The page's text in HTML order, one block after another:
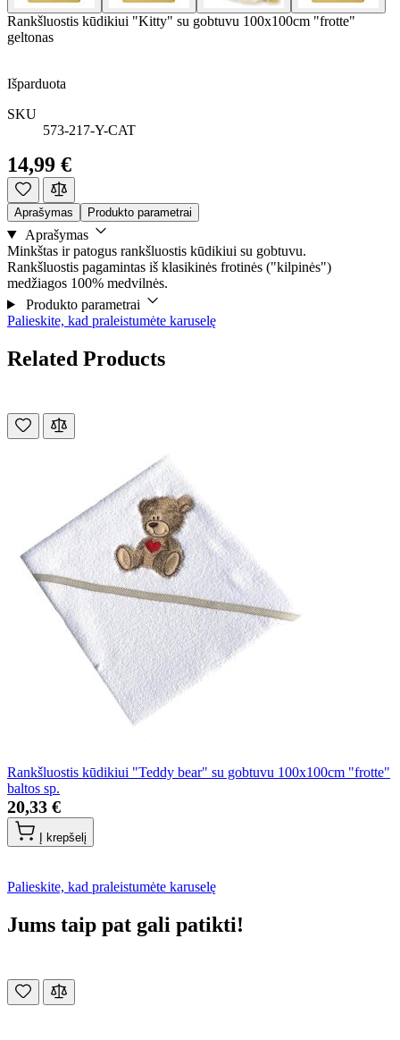
Rankšluostis kūdikiui "Kitty" su gobtuvu 100x100cm "frotte"
geltonas
Išparduota
SKU
573-217-Y-CAT
14,99 €
Aprašymas Produkto parametrai
Aprašymas
Minkštas ir patogus rankšluostis kūdikiui su gobtuvu.
Rankšluostis pagamintas iš klasikinės frotinės ("kilpinės")
medžiagos 100% medvilnės.
Produkto parametrai
Palieskite, kad praleistumėte karuselę
Related Products
Rankšluostis kūdikiui "Teddy bear" su gobtuvu 100x100cm "frotte"
baltos sp.
20,33 €
Į krepšelį
Palieskite, kad praleistumėte karuselę
Jums taip pat gali patikti!